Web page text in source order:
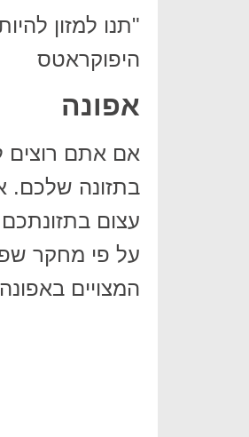
"תנו למזון
היפוקראטס
אפונה
בתזונה שלכם.
עצום
המצויים